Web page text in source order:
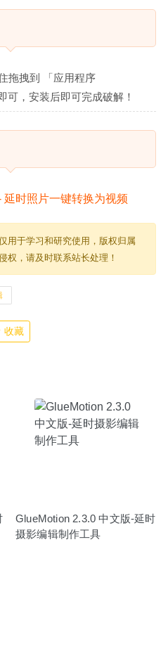
拖拽到 「应用程序
可，安装后即可完成破解！
用于学习和研究使用，版权归属
权，请及时联系站长处理！
收藏
GlueMotion 2.3.0 中文版-延时
摄影编辑制作工具